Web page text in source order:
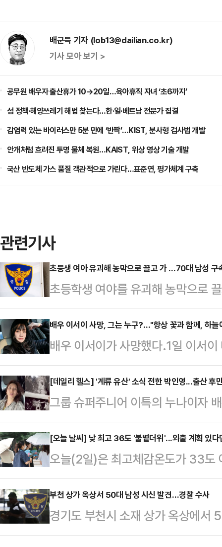
배군득 기자 (lob13@dailian.co.kr)
기사 모아 보기 >
공무원 배우자 출산휴가 10→20일…육아휴직 자녀 ‘초6까지’
섬 정책·해양쓰레기 해법 찾는다…한·일·베트남 전문가 집결
감염력 있는 바이러스만 5분 만에 ‘반짝’…KIST, 분사형 검사법 개발
안개처럼 흐려진 투명 물체 복원…KAIST, 위상 영상 기술 개발
국산 반도체 가스 품질 객관적으로 가린다…표준연, 평가체계 구축
관련기사
초등생 여아 유괴해 농막으로 끌고 가 …70대 남성 구
초등학생 여야를 유괴해 농막으로
다.1일 남양주 남부경찰서는 미성
제추행 혐의로 70대 남성 A씨를
22일 오전 경기도 남양주시에서 등
해 자신의 차에 태워 유괴하려 한
던 부모가 급히 제지해 A씨는 현장
고를 받고 출동한 경찰이 CCTV 등
대상을 상대로 …
배우 이서이 사망, 그는 누구?…"항상 꽃과 함께, 하늘
배우 이서이가 사망했다.1일 이서
은 부고 소식을 게재했다. 송씨는 "
25년 6월 20일 하늘나라의 별이
다들 놀라시고 상심이 크실 테지만
도록 기도 부탁합니다"라고 적었다
다.이에 '킬링 로맨스'로 호흡을 맞
왜? 어쩌다가?"라는 댓글을 달며,
은 "…
[데일리 헬스] '계류 유산' 소식 전한 박인영...출산 후
그룹 슈퍼주니어 이특의 누나이자
박인영은 지난달 30일 자신의
술, 건강하게 회복 중"이라는 글과
지난해 자연 임신을 시도했고, 올
이 됐다고 밝혔다.그러면서 "인공
만, 임신이 됐고, 마음과 몸을 조심
만 그는 "10주가 지나면 안정기라
국 (태아…
[오늘 날씨] 낮 최고 36도 '불볕더위'...외출 계획 있다
오늘(2일)은 최고체감온도가 33도
데 일부 지역에서는 소나기가 예보
폭염 특보가 발효된 가운데, 당분
무덥겠다.특히 일부 경기도와 강원
고체감온도가 35도 내외까지 오르
부천 상가 옥상서 50대 남성 시신 발견…경찰 수사
경기도 부천시 소재 상가 옥상에서
에 나섰다.1일 부천 원미경찰서에